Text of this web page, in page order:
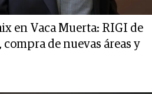
en Vaca Muerta: RIGI de
de nuevas áreas y